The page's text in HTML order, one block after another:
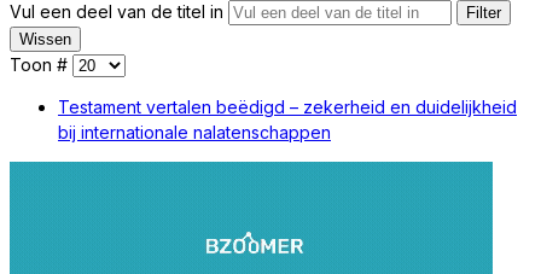
Vul een deel van de titel in
Filter
Wissen
Toon #
Testament vertalen beëdigd – zekerheid en duidelijkheid
bij internationale nalatenschappen